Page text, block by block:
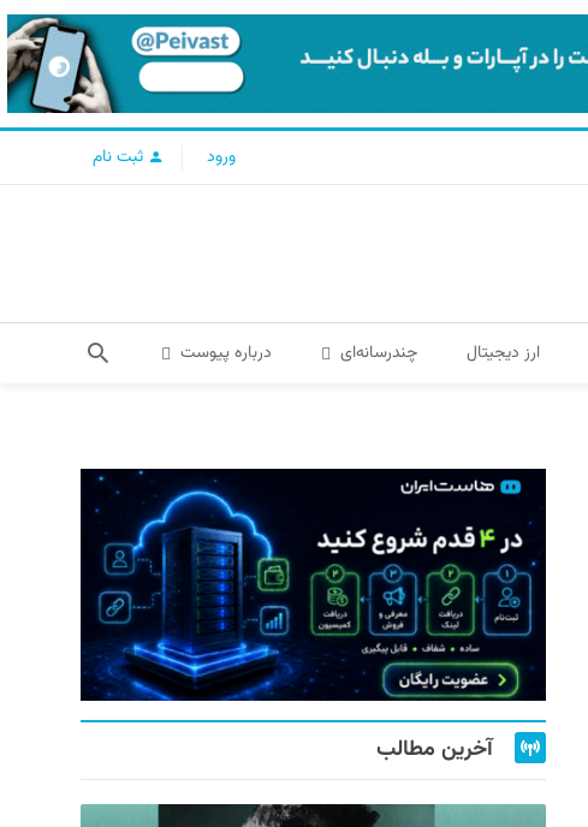
ورود ثبت نام
ارز دیجیتال چندرسانه‌ای درباره پیوست
آخرین مطالب